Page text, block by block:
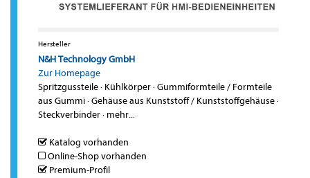
Hersteller
N&H Technology GmbH
Zur Homepage
Spritzgussteile· Kühlkörper·Gummiformteile / Formteile
aus Gummi·Gehäuse aus Kunststoff / Kunststoffgehäuse·
Steckverbinder· mehr...
Katalog vorhanden
Online-Shop vorhanden
Premium-Profil